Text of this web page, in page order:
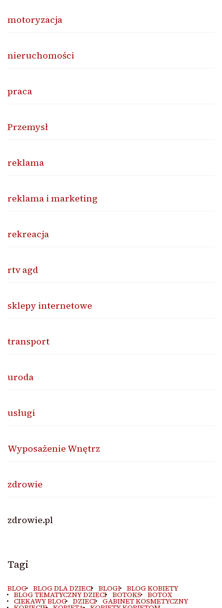
motoryzacja
nieruchomości
praca
Przemysł
reklama
reklama i marketing
rekreacja
rtv agd
sklepy internetowe
transport
uroda
usługi
Wyposażenie Wnętrz
zdrowie
zdrowie.pl
Tagi
BLOG BLOG DLA DZIECI BLOGI BLOG KOBIETY
BLOG TEMATYCZNY DZIECI BOTOKS BOTOX
CIEKAWY BLOG DZIECI GABINET KOSMETYCZNY